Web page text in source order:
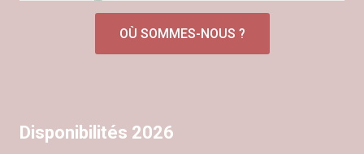
OÙ SOMMES-NOUS ?
Disponibilités 2026